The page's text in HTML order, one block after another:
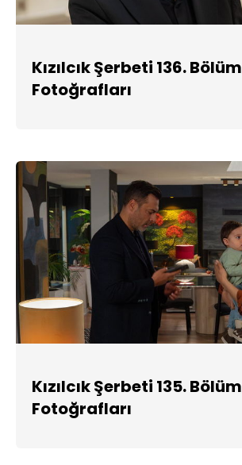
Kızılcık Şerbeti 136. Bölüm
Fotoğrafları
Kızılcık Şerbeti 135. Bölüm
Fotoğrafları